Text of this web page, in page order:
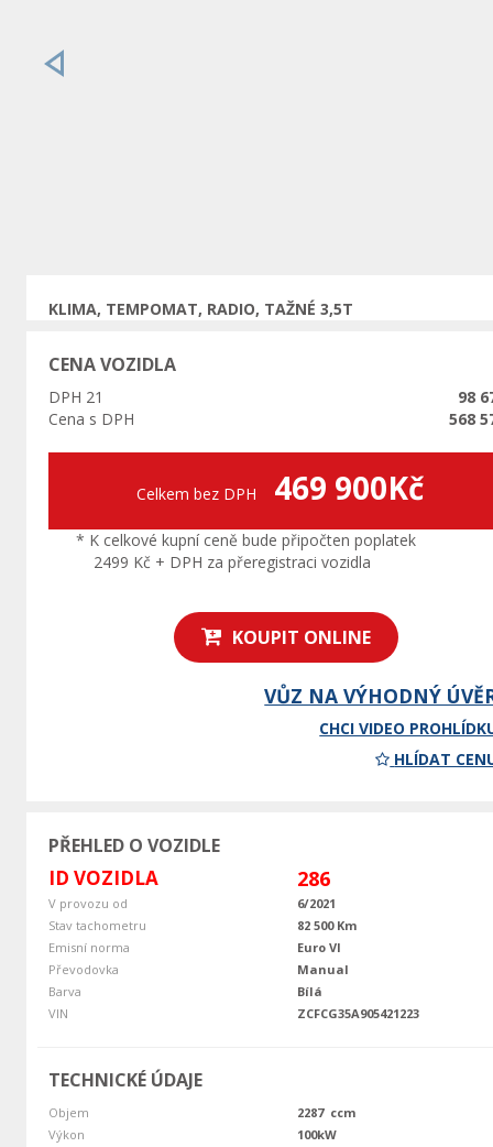
Předchozí
KLIMA, TEMPOMAT, RADIO, TAŽNÉ 3,5T
CENA VOZIDLA
DPH 21
98
Cena s DPH
568
Celkem bez DPH 469 900Kč
* K celkové kupní ceně bude připočten poplatek
2499 Kč + DPH za přeregistraci vozidla
KOUPIT ONLINE
VŮZ NA VÝHODNÝ
CHCI VIDEO
HLÍDAT
PŘEHLED O VOZIDLE
ID VOZIDLA 286
V provozu od
6/2021
Stav tachometru
82 500 Km
Emisní norma
Euro VI
Převodovka
Manual
Barva
Bílá
VIN
ZCFCG35A905421223
TECHNICKÉ ÚDAJE
Objem
2287 ccm
Výkon
100kW